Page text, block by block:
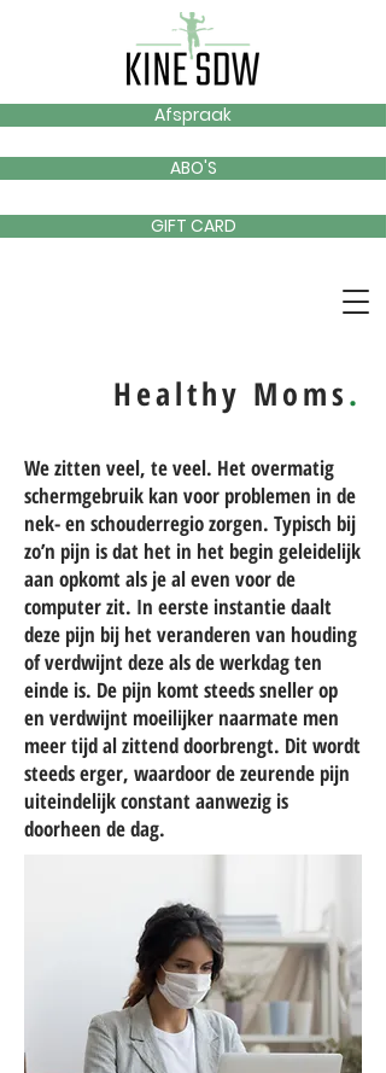
Afspraak
GIFT CARD
ABO'S
Healthy Moms.
We zitten veel, te veel. Het overmatig
schermgebruik kan voor problemen in de
nek- en schouderregio zorgen. Typisch bij
zo’n pijn is dat het in het begin geleidelijk
aan opkomt als je al even voor de
computer zit. In eerste instantie daalt
deze pijn bij het veranderen van houding
of verdwijnt deze als de werkdag ten
einde is. De pijn komt steeds sneller op
en verdwijnt moeilijker naarmate men
meer tijd al zittend doorbrengt. Dit wordt
steeds erger, waardoor de zeurende pijn
uiteindelijk constant aanwezig is
doorheen de dag.